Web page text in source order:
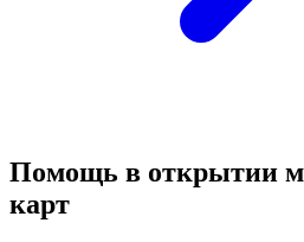
Помощь в открытии
карт